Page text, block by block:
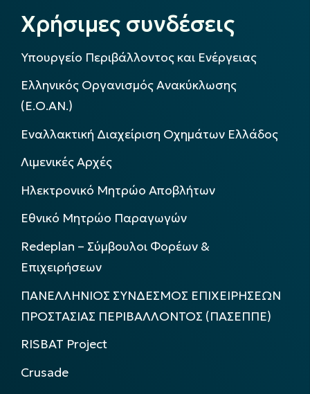
Χρήσιμες συνδέσεις
Υπουργείο Περιβάλλοντος και Ενέργειας
Ελληνικός Οργανισμός Ανακύκλωσης
(Ε.Ο.ΑΝ.)
Εναλλακτική Διαχείριση Οχημάτων Ελλάδος
Λιμενικές Αρχές
Ηλεκτρονικό Μητρώο Αποβλήτων
Εθνικό Μητρώο Παραγωγών
Redeplan – Σύμβουλοι Φορέων &
Επιχειρήσεων
ΠΑΝΕΛΛΗΝΙΟΣ ΣΥΝΔΕΣΜΟΣ ΕΠΙΧΕΙΡΗΣΕΩΝ
ΠΡΟΣΤΑΣΙΑΣ ΠΕΡΙΒΑΛΛΟΝΤΟΣ (ΠΑΣΕΠΠΕ)
RISBAT Project
Crusade